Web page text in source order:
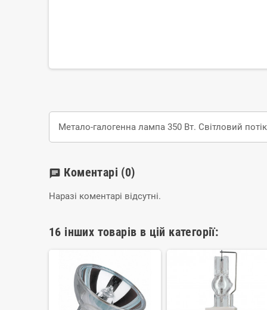
Метало-галогенна лампа 350 Вт. Світловий
chat Коментарі (0)
Наразі коментарі відсутні.
16 інших товарів в цій категорії: